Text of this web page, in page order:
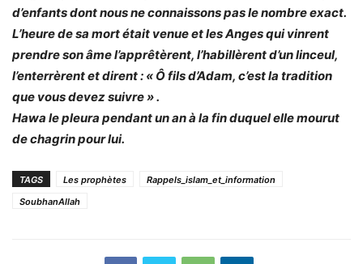
d’enfants dont nous ne connaissons pas le nombre exact.
L’heure de sa mort était venue et les Anges qui vinrent
prendre son âme l’apprêtèrent, l’habillèrent d’un linceul,
l’enterrèrent et dirent : « Ô fils d’Adam, c’est la tradition
que vous devez suivre» .
Hawa le pleura pendant un an à la fin duquel elle mourut
de chagrin pour lui.
TAGS Les prophètes
Rappels_islam_et_information
SoubhanAllah